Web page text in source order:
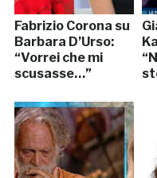
Fabrizio Corona su
Barbara D’Urso:
“Vorrei che mi
scusasse…”